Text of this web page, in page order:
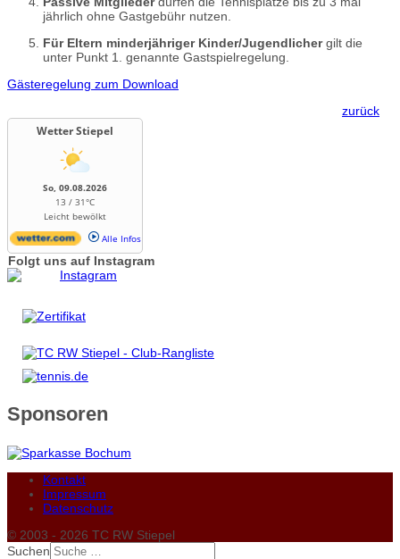
jährlich ohne Gastgebühr nutzen.
Für Eltern minderjähriger Kinder/Jugendlichergilt die
unter Punkt 1. genannte Gastspielregelung.
Gästeregelung zum Download
zurück
Wetter Stiepel
So, 09.08.2026
13 / 31°C
Leicht bewölkt
Alle Infos
Folgt uns auf Instagram
Sponsoren
Kontakt
Impressum
Datenschutz
© 2003 - 2026 TC RW Stiepel
Suchen